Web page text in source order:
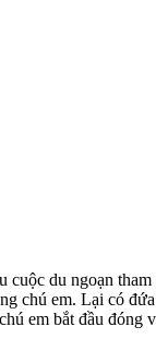
du ngoạn tham
chú em. Lại có
em bắt đầu đóng